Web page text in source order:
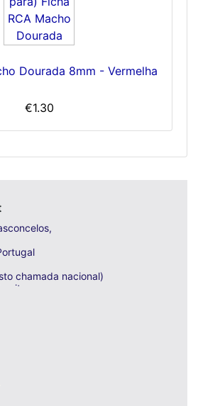
Dourada 8mm - Vermelha
€1.30
chamada nacional)